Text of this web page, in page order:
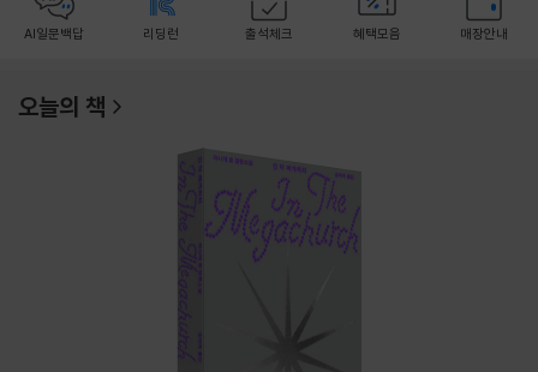
AI일문백답 리딩런 출석체크 혜택모음 매장안내
오늘의 책